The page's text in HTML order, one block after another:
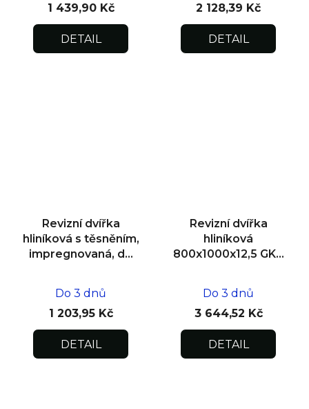
1 439,90 Kč
DETAIL
2 128,39 Kč
DETAIL
Revizní dvířka
hliníková s těsněním,
impregnovaná, do
Do 3 dnů
1 203,95 Kč
DETAIL
Revizní dvířka
hliníková
800x1000x12,5 GKB
Do 3 dnů
3 644,52 Kč
DETAIL